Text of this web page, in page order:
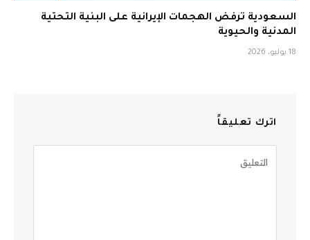
السعودية ترفض الهجمات الإيرانية على البنية التحتية
المدنية والحيوية
18 يوليو، 2026
اترك تعليقاً